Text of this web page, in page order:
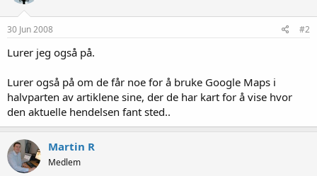
30 Jun 2008 #2
Lurer jeg også på.
Lurer også på om de får noe for å bruke Google Maps i
halvparten av artiklene sine, der de har kart for å vise hvor
den aktuelle hendelsen fant sted..
Martin R
Medlem